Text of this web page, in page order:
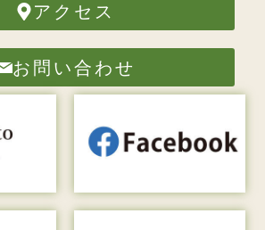
アクセス
お問い合わせ